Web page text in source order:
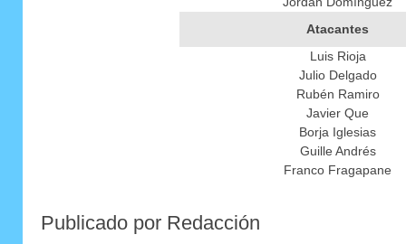
Atacantes
Luis Rioja
Julio Delgado
Rubén Ramiro
Javier Que
Borja Iglesias
Guille Andrés
Franco Fragapane
Publicado por Redacción